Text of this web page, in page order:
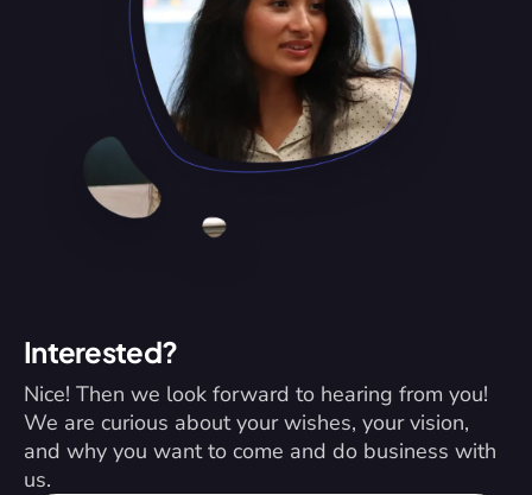
Interested?
Nice! Then we look forward to hearing from you!
We are curious about your wishes, your vision,
and why you want to come and do business with
us.